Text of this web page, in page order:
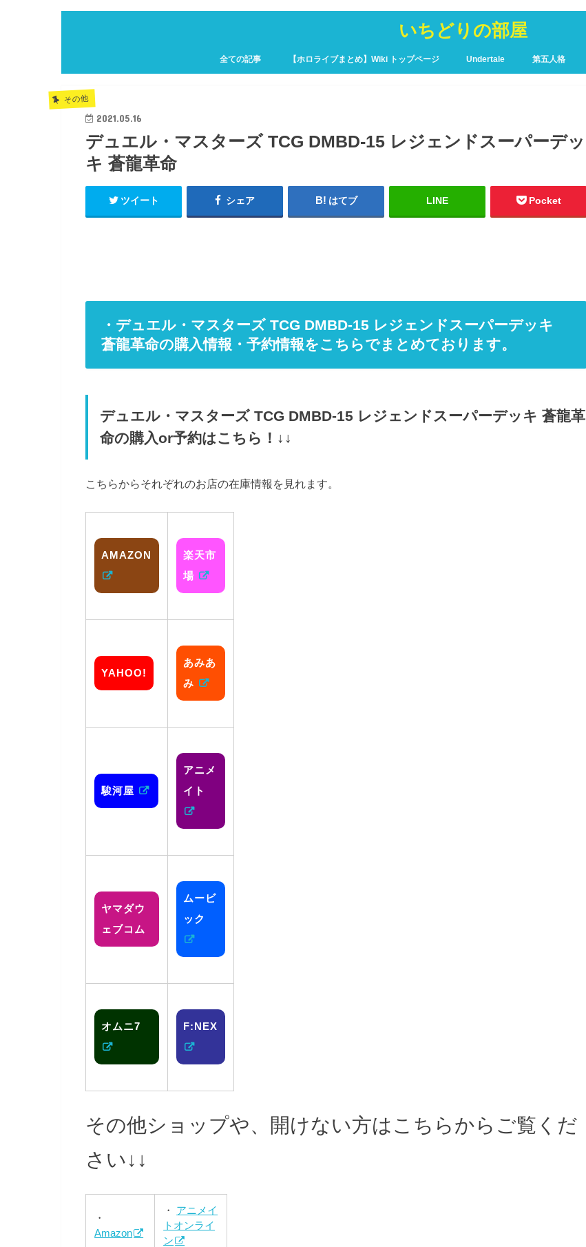
いちどりの部屋
全ての記事 【ホロライブまとめ】Wiki トップページ Undertale 第五人格
その他
2021.05.16
デュエル・マスターズ TCG DMBD-15 レジェンドスーパーデッ
キ 蒼龍革命
ツイート シェア はてブ LINE Pocket
・デュエル・マスターズ TCG DMBD-15 レジェンドスーパーデッキ
蒼龍革命の購入情報・予約情報をこちらでまとめております。
デュエル・マスターズ TCG DMBD-15 レジェンドスーパーデッキ 蒼龍革
命の購入or予約はこちら！↓↓
こちらからそれぞれのお店の在庫情報を見れます。
AMAZON
楽天市
場
YAHOO!
あみあ
み
駿河屋
アニメ
イト
ヤマダウ
ェブコム
ムービ
ック
オムニ7 F:NEX
その他ショップや、開けない方はこちらからご覧くだ
さい↓↓
・
Amazon
・ アニメイ
トオンライ
ン